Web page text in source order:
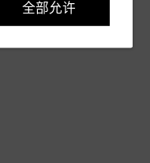
全部允许